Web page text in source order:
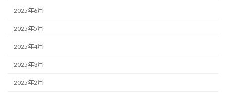
2025年6月
2025年5月
2025年4月
2025年3月
2025年2月